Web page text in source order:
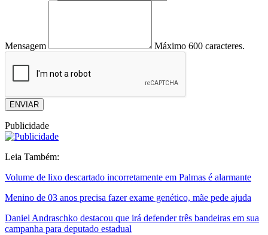
Mensagem Máximo 600 caracteres.
ENVIAR
Publicidade
Leia Também:
Volume de lixo descartado incorretamente em Palmas é alarmante
Menino de 03 anos precisa fazer exame genético, mãe pede ajuda
Daniel Andraschko destacou que irá defender três bandeiras em sua
campanha para deputado estadual